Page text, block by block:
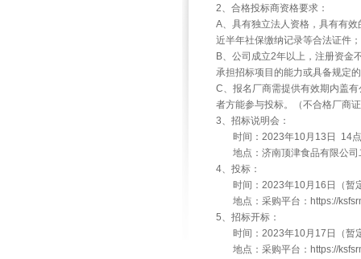
2、合格投标商资格要求：
A、具有独立法人资格，具有有
近半年社保缴纳记录等合法证件
B、公司成立2年以上，注册资金
承担招标项目的能力或具备规定
C、报名厂商需提供有效期内盖
者方能参与投标。（不合格厂商
3、招标说明会：
时间：2023年10月13日 14点
地点：济南顶津食品有限公司
4、投标：
时间：2023年10月16日（暂
地点：采购平台：https://
5、招标开标：
时间：2023年10月17日（暂
地点：采购平台：https://